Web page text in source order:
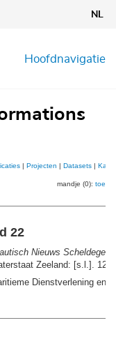
NL
Hoofdnavigatie
| Projecten | Datasets |
mandje (0):
22
Nieuws
Zeeland: [s.l.]. 12
Dienstverlening en